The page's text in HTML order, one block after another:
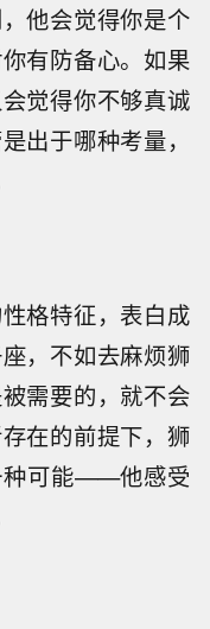
他会觉得你是个
有防备心。如果
觉得你不够真诚
出于哪种考量，
格特征，表白成
，不如去麻烦狮
需要的，就不会
在的前提下，狮
种可能——他感受